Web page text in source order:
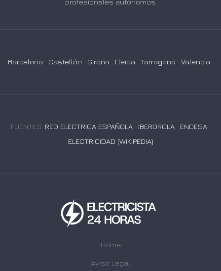
Barcelona · Castellón · Girona · Lleida · Tarragona · Valencia ·
FUENTES: RED ELECTRICA ESPAÑOLA· IBERDROLA· ENDESA·
ELECTRICIDAD (WIKIPEDIA)
Home
Aviso Legal